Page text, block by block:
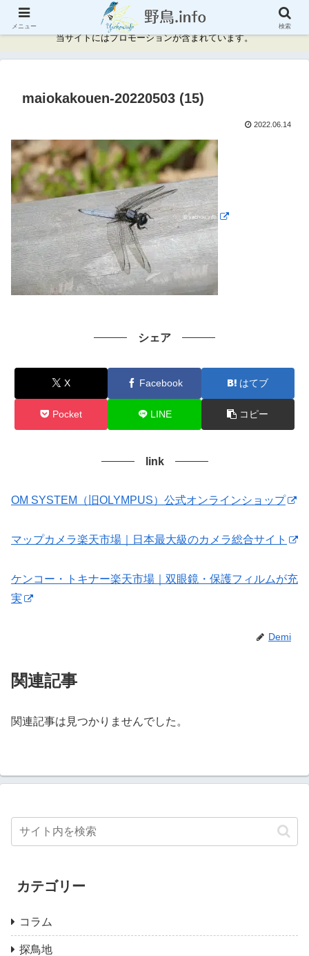
神奈川県周辺の野鳥情報と記録
当サイトにはプロモーションが含まれています。
maiokakouen-20220503 (15)
2022.06.14
シェア
X Facebook はてブ
Pocket LINE コピー
link
OM SYSTEM（旧OLYMPUS）公式オンラインショップ
マップカメラ楽天市場｜日本最大級のカメラ総合サイト
ケンコー・トキナー楽天市場｜双眼鏡・保護フィルムが充
実
Demi
関連記事
関連記事は見つかりませんでした。
カテゴリー
コラム
探鳥地
メニュー 検索